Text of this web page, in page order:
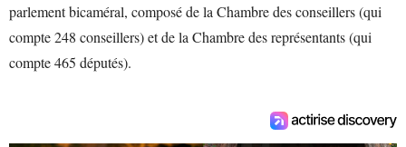
parlement bicaméral, composé de la Chambre des conseillers (qui
compte 248 conseillers) et de la Chambre des représentants (qui
compte 465 députés).